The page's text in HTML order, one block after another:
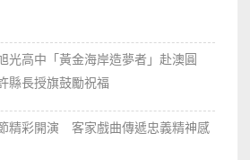
光高中「黃金海岸造夢者」赴澳圓
縣長授旗鼓勵祝福
精彩開演 客家戲曲傳遞忠義精神感